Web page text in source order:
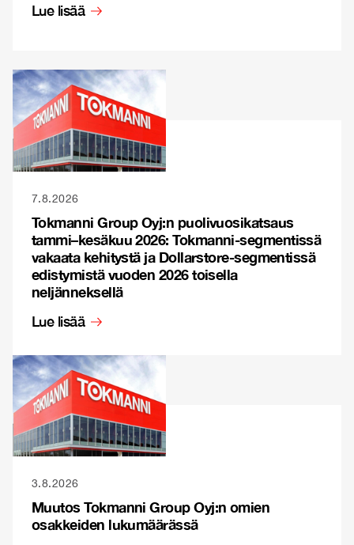
Lue lisää
7.8.2026
Tokmanni Group Oyj:n puolivuosikatsaus
tammi–kesäkuu 2026: Tokmanni-segmentissä
vakaata kehitystä ja Dollarstore-segmentissä
edistymistä vuoden 2026 toisella
neljänneksellä
Lue lisää
3.8.2026
Muutos Tokmanni Group Oyj:n omien
osakkeiden lukumäärässä